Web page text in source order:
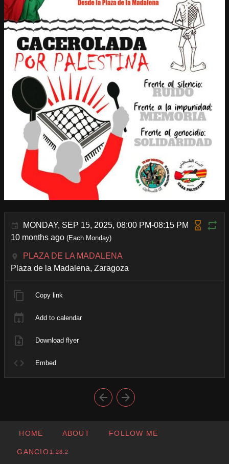
MONDAY, SEP 15, 2025, 08:00 PM-08:15 PM
10 months ago (Each Monday)
PLAZA DE LA MADALENA
Plaza de la Madalena, Zaragoza
Copy link
Add to calendar
Download flyer
Embed
HOME ABOUT FOLLOW ME
GANCIO 1.28.2